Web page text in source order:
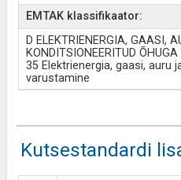
EMTAK klassifikaator:
D ELEKTRIENERGIA, GAASI,
KONDITSIONEERITUD
35 Elektrienergia, gaasi, auru
varustamine
Kutsestandardi